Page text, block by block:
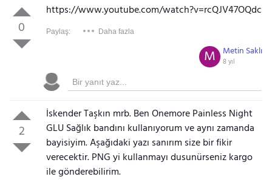
0
https://www.youtube.com/watch?v=rcQJV47OQdc
Paylaş: Daha fazla
Metin Saklı
8 yıl
M
2
İskender Taşkın mrb. Ben Onemore Painless Night
GLU Sağlık bandını kullanıyorum ve aynı zamanda
bayisiyim. Aşağıdaki yazı sanırım size bir fikir
verecektir. PNG yi kullanmayı dusunürseniz kargo
ile gönderebilirim.